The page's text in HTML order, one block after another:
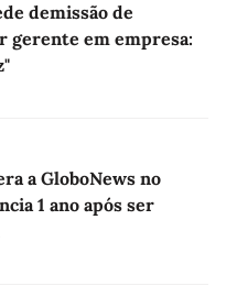
demissão de
gerente em empresa:
a GloboNews no
1 ano após ser